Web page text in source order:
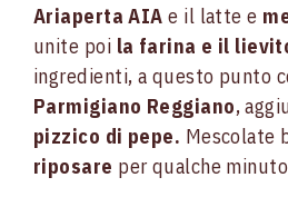
Ariaperta AIA e il latte e
unite poi la farina e il
ingredienti, a questo punto
Parmigiano Reggiano,
pizzico di pepe. Mescolate
riposare per qualche